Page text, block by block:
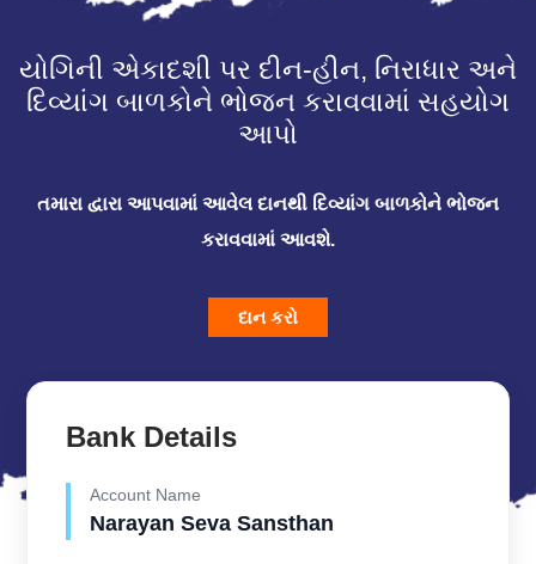
યોગિની એકાદશી પર દીન-હીન, નિરાધાર અને
દિવ્યાંગ બાળકોને ભોજન કરાવવામાં સહયોગ
આપો
તમારા દ્વારા આપવામાં આવેલ દાનથી દિવ્યાંગ બાળકોને ભોજન
કરાવવામાં આવશે.
દાન કરો
Bank Details
Account Name
Narayan Seva Sansthan